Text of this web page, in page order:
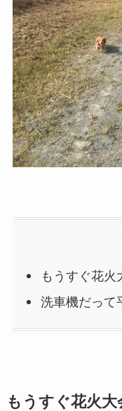
もうすぐ花火
洗車機だって
もうすぐ花火